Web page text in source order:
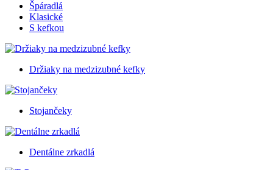
Špáradlá
Klasické
S kefkou
Držiaky na medzizubné kefky
Stojančeky
Dentálne zrkadlá